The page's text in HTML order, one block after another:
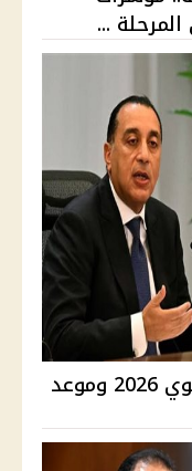
موقف ترحيل إجازة المولد النبوي 2026 وموعد